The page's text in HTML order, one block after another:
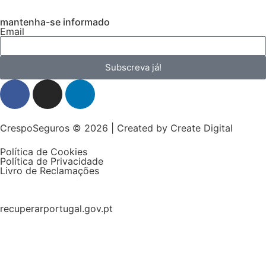
mantenha-se informado
Email
Subscreva já!
CrespoSeguros © 2026 | Created by Create Digital
Política de Cookies
Política de Privacidade
Livro de Reclamações
recuperarportugal.gov.pt